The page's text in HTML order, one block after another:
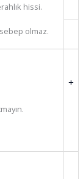
+
hissi.
olmaz.